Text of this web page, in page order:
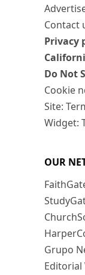
Contact
Privacy
Do Not
Cookie
Site:
Widget:
OUR
Grupo
Editorial